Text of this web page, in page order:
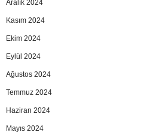
Aralık 2024
Kasım 2024
Ekim 2024
Eylül 2024
Ağustos 2024
Temmuz 2024
Haziran 2024
Mayıs 2024